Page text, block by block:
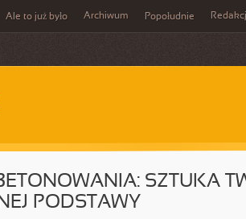
Ale to już było Archiwum Popołudnie
SZTUKA
PODSTAWY